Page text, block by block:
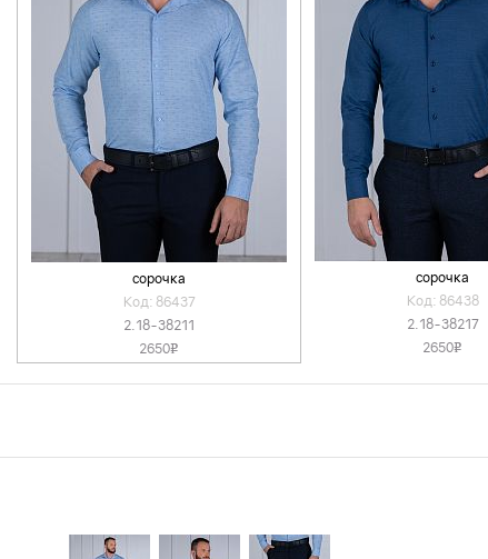
сорочка
Код: 86437
2.18-38211
2650v
сорочка
Код: 86438
2.18-38217
2650v